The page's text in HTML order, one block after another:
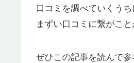
口コミを調べていくう
まずい口コミに繋がこと
ぜひこの記事を読んで参